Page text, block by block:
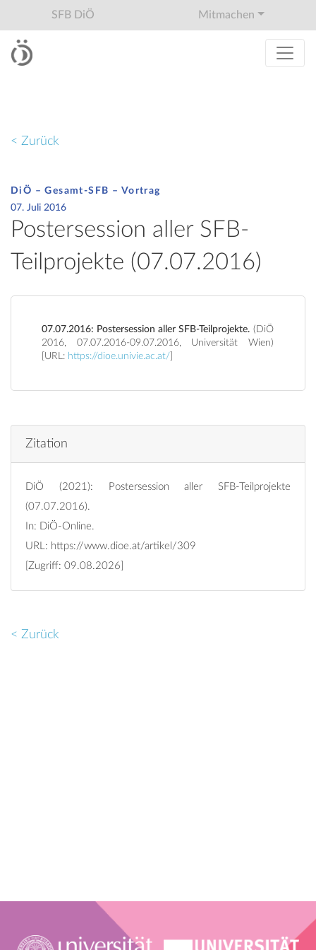
SFB DiÖ Mitmachen
< Zurück
DiÖ – Gesamt-SFB – Vortrag
07. Juli 2016
Postersession aller SFB-
Teilprojekte (07.07.2016)
07.07.2016: Postersession aller SFB-Teilprojekte. (DiÖ
2016, 07.07.2016-09.07.2016, Universität Wien)
[URL: https://dioe.univie.ac.at/
Zitation
DiÖ (2021): Postersession aller SFB-Teilprojekte
(07.07.2016).
In: DiÖ-Online.
URL: https://www.dioe.at/artikel/309
[Zugriff: 09.08.2026]
< Zurück